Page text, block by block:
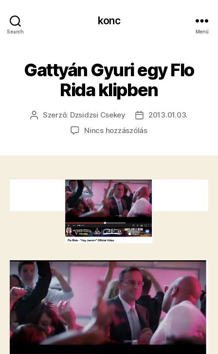
Search
konc
Menü
Gattyán Gyuri egy Flo
Rida klipben
Bejegyzés
Szerző: Dzsidzsi Csekey
Bejegyzés
dátuma
2013.01.03.
Nincs hozzászólása(z)
Rida
klipben
bejegyzéshez